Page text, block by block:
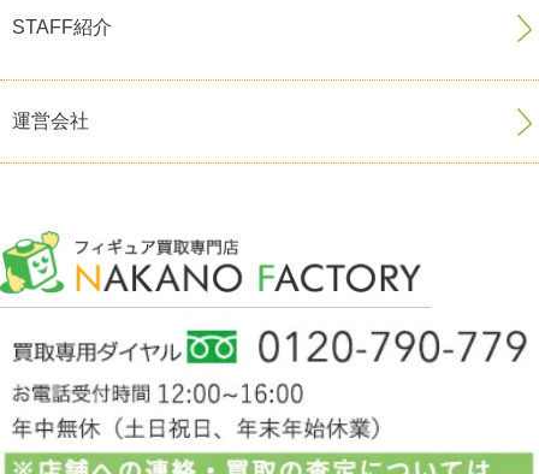
STAFF紹介
運営会社